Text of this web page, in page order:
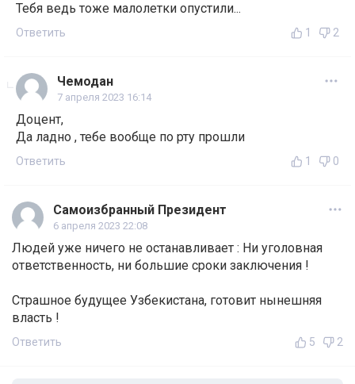
Тебя ведь тоже малолетки опустили...
Ответить 1 2
Чемодан
7 апреля 2023 16:14
Доцент,
Да ладно , тебе вообще по рту прошли
Ответить 1 0
Самоизбранный Президент
6 апреля 2023 22:08
Людей уже ничего не останавливает : Ни уголовная
ответственность, ни большие сроки заключения !
Страшное будущее Узбекистана, готовит нынешняя
власть !
Ответить 5 2